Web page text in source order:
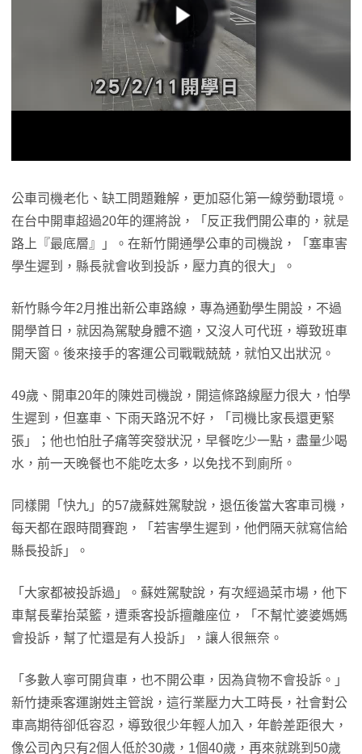
公車司機老化、缺工問題難解，更加惡化第一線勞動環境。
在台中開車超過20年的運將說，「反正我們開公車的，就是
路上『最底層』」。在新竹開通學公車的司機說，「塞車害
學生遲到，縣長就會收到投訴，壓力真的很大」。
新竹縣今年2月推出新公車路線，專為通勤學生開設，不過
開學首日，就因為駕駛身體不適，又沒人可代班，導致班車
開天窗。後來接手的客運公司戰戰兢兢，就怕又出狀況。
49歲、開車20年的陳姓司機說，開這條路線壓力很大，怕學
生遲到，但塞車、下雨天路況不好，「司機比家長還更緊
張」；他也怕肚子痛等突發狀況，早餐吃少一點，盡量少喝
水，前一天晚餐也不能吃太多，以免找不到廁所。
同樣開「快九」的57歲蘇姓駕駛說，退伍後當大客車司機，
每天都在跟時間賽跑，「若害學生遲到，他們隔天就寫信給
縣長投訴」。
「大家都被投訴過」。蘇姓駕駛說，有次經過菜市場，他下
車幫長輩抬菜籃，遭乘客投訴擅離座位，「不幫忙婆婆媽媽
會投訴，幫了忙還是有人投訴」，讓人很無奈。
「多數人寧可開貨車，也不開公車，因為貨物不會投訴。」
新竹捷乘客運謝姓主管說，這行業壓力大工時長，社會對公
車高期待卻低容忍，導致很少年輕人加入，年齡差距很大，
像公司內只有2個人低於30歲，1個40歲，再來就跳到50歲